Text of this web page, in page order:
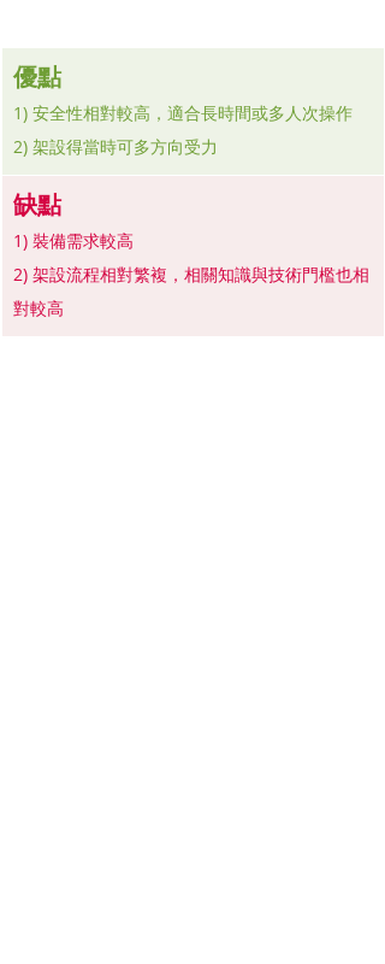
優點
1) 安全性相對較高，適合長時間或多人次操作
2) 架設得當時可多方向受力
缺點
1) 裝備需求較高
2) 架設流程相對繁複，相關知識與技術門檻也相
對較高